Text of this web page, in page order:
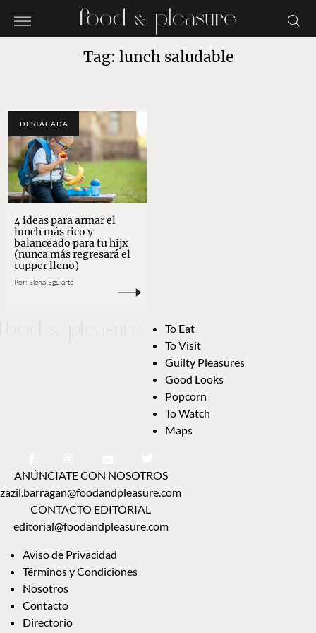
Tag: lunch saludable
DESTACADA
4 ideas para armar el
lunch más rico y
balanceado para tu hijx
(nunca más regresará el
tupper lleno)
Por: Elena Eguiarte
To Eat
To Visit
Guilty Pleasures
Good Looks
Popcorn
To Watch
Maps
ANÚNCIATE CON NOSOTROS
zazil.barragan@foodandpleasure.com
CONTACTO EDITORIAL
editorial@foodandpleasure.com
Aviso de Privacidad
Términos y Condiciones
Nosotros
Contacto
Directorio